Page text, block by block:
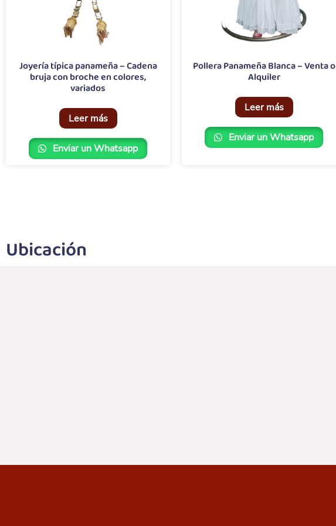
Joyería típica panameña – Cadena
bruja con broche en colores,
variados
Leer más
Enviar un Whatsapp
Pollera Panameña Blanca – Venta o
Alquiler
Leer más
Enviar un Whatsapp
Ubicación